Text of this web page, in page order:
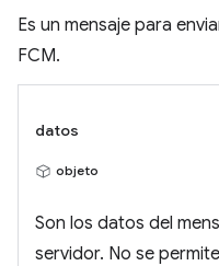
Es un mensaje para
FCM.
datos
objeto
Son los datos del
servidor. No se